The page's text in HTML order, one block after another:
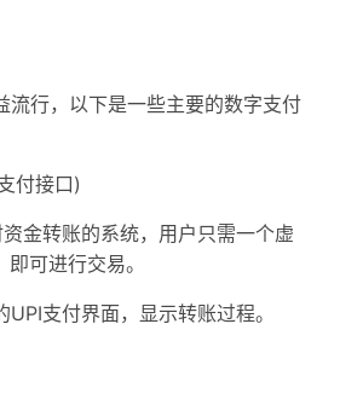
流行，以下是一些主要的数字支付
付接口)
金转账的系统，用户只需一个虚
可进行交易。
支付界面，显示转账过程。